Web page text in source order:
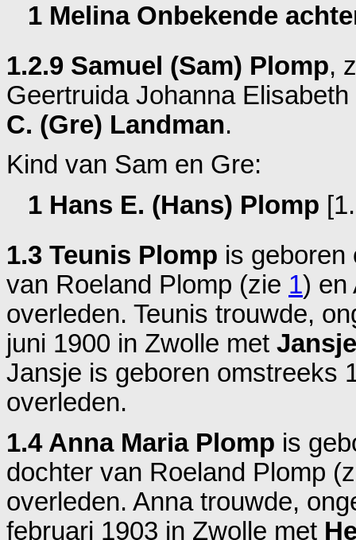
1 Melina Onbekende
1.2.9 Samuel (Sam) Plomp,
Geertruida Johanna
C. (Gre) Landman.
Kind van Sam en Gre:
1 Hans E. (Hans) Plomp
1.3 Teunis Plomp is
van Roeland Plomp (zie 1) en
overleden. Teunis trouwde,
juni 1900 in Zwolle met
Jansje is geboren omstreeks
overleden.
1.4 Anna Maria Plomp is
dochter van Roeland Plomp
overleden. Anna trouwde,
februari 1903 in Zwolle met